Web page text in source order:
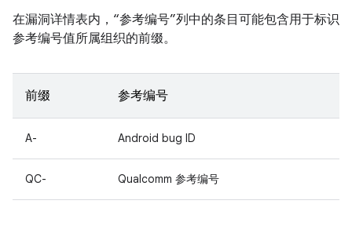
在漏洞详情表内，“参考编号”列中的条目可能包含用于标识
参考编号值所属组织的前缀。
前缀 参考编号
A- Android bug ID
QC- Qualcomm 参考编号